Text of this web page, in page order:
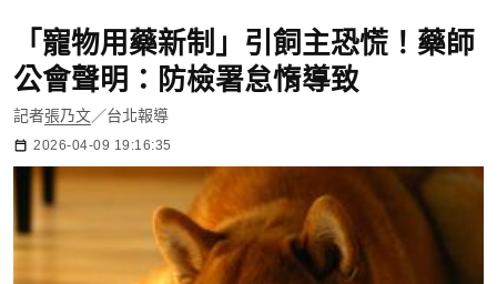
「寵物用藥新制」引飼主恐慌！藥師
公會聲明：防檢署怠惰導致
記者張乃文／台北報導
2026-04-09 19:16:35